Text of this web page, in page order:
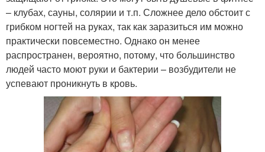
– клубах, сауны, солярии и т.п. Сложнее дело обстоит с
грибком ногтей на руках, так как заразиться им можно
практически повсеместно. Однако он менее
распространен, вероятно, потому, что большинство
людей часто моют руки и бактерии – возбудители не
успевают проникнуть в кровь.